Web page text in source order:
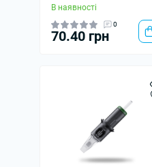
В наявності
0
70.40 грн